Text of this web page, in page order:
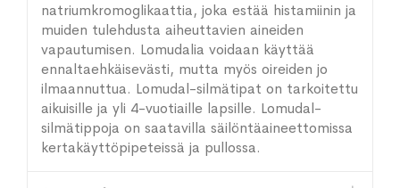
natriumkromoglikaattia, joka estää histamiinin ja
muiden tulehdusta aiheuttavien aineiden
vapautumisen. Lomudalia voidaan käyttää
ennaltaehkäisevästi, mutta myös oireiden jo
ilmaannuttua. Lomudal-silmätipat on tarkoitettu
aikuisille ja yli 4-vuotiaille lapsille. Lomudal-
silmätippoja on saatavilla säilöntäaineettomissa
kertakäyttöpipeteissä ja pullossa.